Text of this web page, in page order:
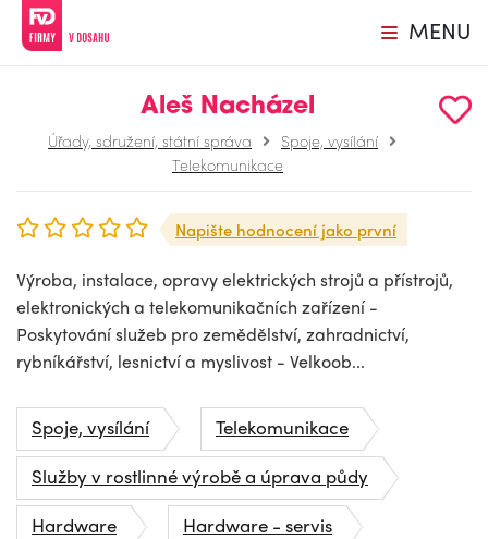
MENU
Aleš Nacházel
Úřady, sdružení, státní správa
Spoje, vysílání
Telekomunikace
Napište hodnocení jako první
Výroba, instalace, opravy elektrických strojů a přístrojů,
elektronických a telekomunikačních zařízení -
Poskytování služeb pro zemědělství, zahradnictví,
rybníkářství, lesnictví a myslivost - Velkoob...
Spoje, vysílání
Telekomunikace
Služby v rostlinné výrobě a úprava půdy
Hardware
Hardware - servis